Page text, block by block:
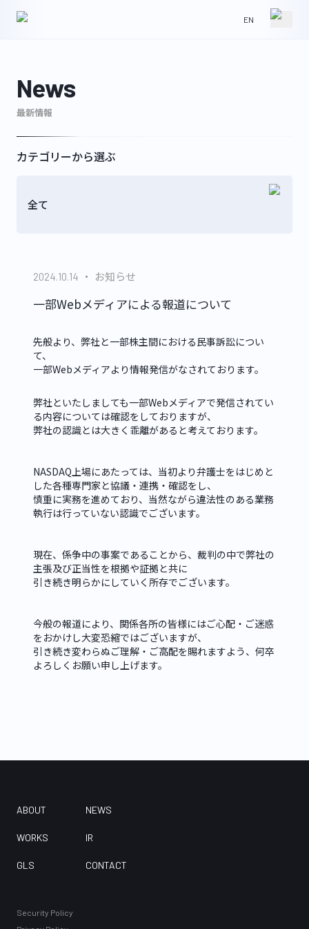
ABOUT
WORKS
GLS
EN
News
最新情報
カテゴリーから選ぶ
全て
2024.10.14 お知らせ
一部Webメディアによる報道について
先般より、弊社と一部株主間における民事訴訟につい
て、
一部Webメディアより情報発信がなされております。
弊社といたしましても一部Webメディアで発信されてい
る内容については確認をしておりますが、
弊社の認識とは大きく乖離があると考えております。
NASDAQ上場にあたっては、当初より弁護士をはじめと
した各種専門家と協議・連携・確認をし、
慎重に実務を進めており、当然ながら違法性のある業務
執行は行っていない認識でございます。
現在、係争中の事案であることから、裁判の中で弊社の
主張及び正当性を根拠や証拠と共に
引き続き明らかにしていく所存でございます。
今般の報道により、関係各所の皆様にはご心配・ご迷惑
をおかけし大変恐縮ではございますが、
引き続き変わらぬご理解・ご高配を賜れますよう、何卒
よろしくお願い申し上げます。
ABOUT
WORKS
GLS
NEWS
IR
CONTACT
Security Policy